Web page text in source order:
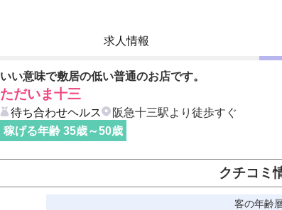
求人情報
いい意味で敷居の低い普通のお店です。
ただいま十三
待ち合わせヘルス
阪急十三駅より徒歩すぐ
稼げる年齢 35歳～50歳
クチコミ
客の年齢